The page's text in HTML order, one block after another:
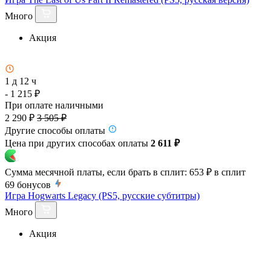
Много
Акция
1 д 12 ч
- 1 215 ₽
При оплате наличными
2 290 ₽ 3 505 ₽
Другие способы оплаты
Цена при других способах оплаты 2 611 ₽
Сумма месячной платы, если брать в сплит: 653 ₽ в сплит
69 бонусов
Игра Hogwarts Legacy (PS5, русские субтитры)
Много
Акция